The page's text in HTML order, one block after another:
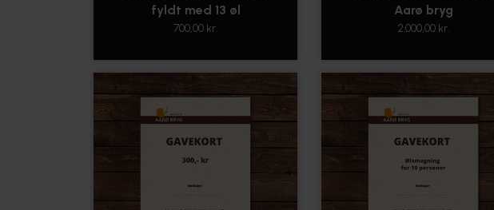
fyldt med 13 øl
700,00 kr.
Aarø bryg
2.000,00 kr.